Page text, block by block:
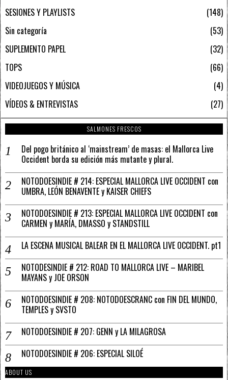
SESIONES Y PLAYLISTS
148
Sin categoría
53
SUPLEMENTO PAPEL
32
TOPS
66
VIDEOJUEGOS Y MÚSICA
4
VÍDEOS & ENTREVISTAS
27
SALMONES FRESCOS
Del pogo británico al ‘mainstream’ de masas: el Mallorca Live
Occident borda su edición más mutante y plural.
NOTODOESINDIE # 214: ESPECIAL MALLORCA LIVE OCCIDENT con
UMBRA, LEÓN BENAVENTE y KAISER CHIEFS
NOTODOESINDIE # 213: ESPECIAL MALLORCA LIVE OCCIDENT con
CARMEN y MARÍA, DMASSO y STANDSTILL
LA ESCENA MUSICAL BALEAR EN EL MALLORCA LIVE OCCIDENT. pt1
NOTODESINDIE # 212: ROAD TO MALLORCA LIVE – MARIBEL
MAYANS y JOE ORSON
NOTODOESINDIE # 208: NOTODOESCRANC con FIN DEL MUNDO,
TEMPLES y SVSTO
NOTODOESINDIE # 207: GENN y LA MILAGROSA
NOTODOESINDIE # 206: ESPECIAL SILOÉ
ABOUT US